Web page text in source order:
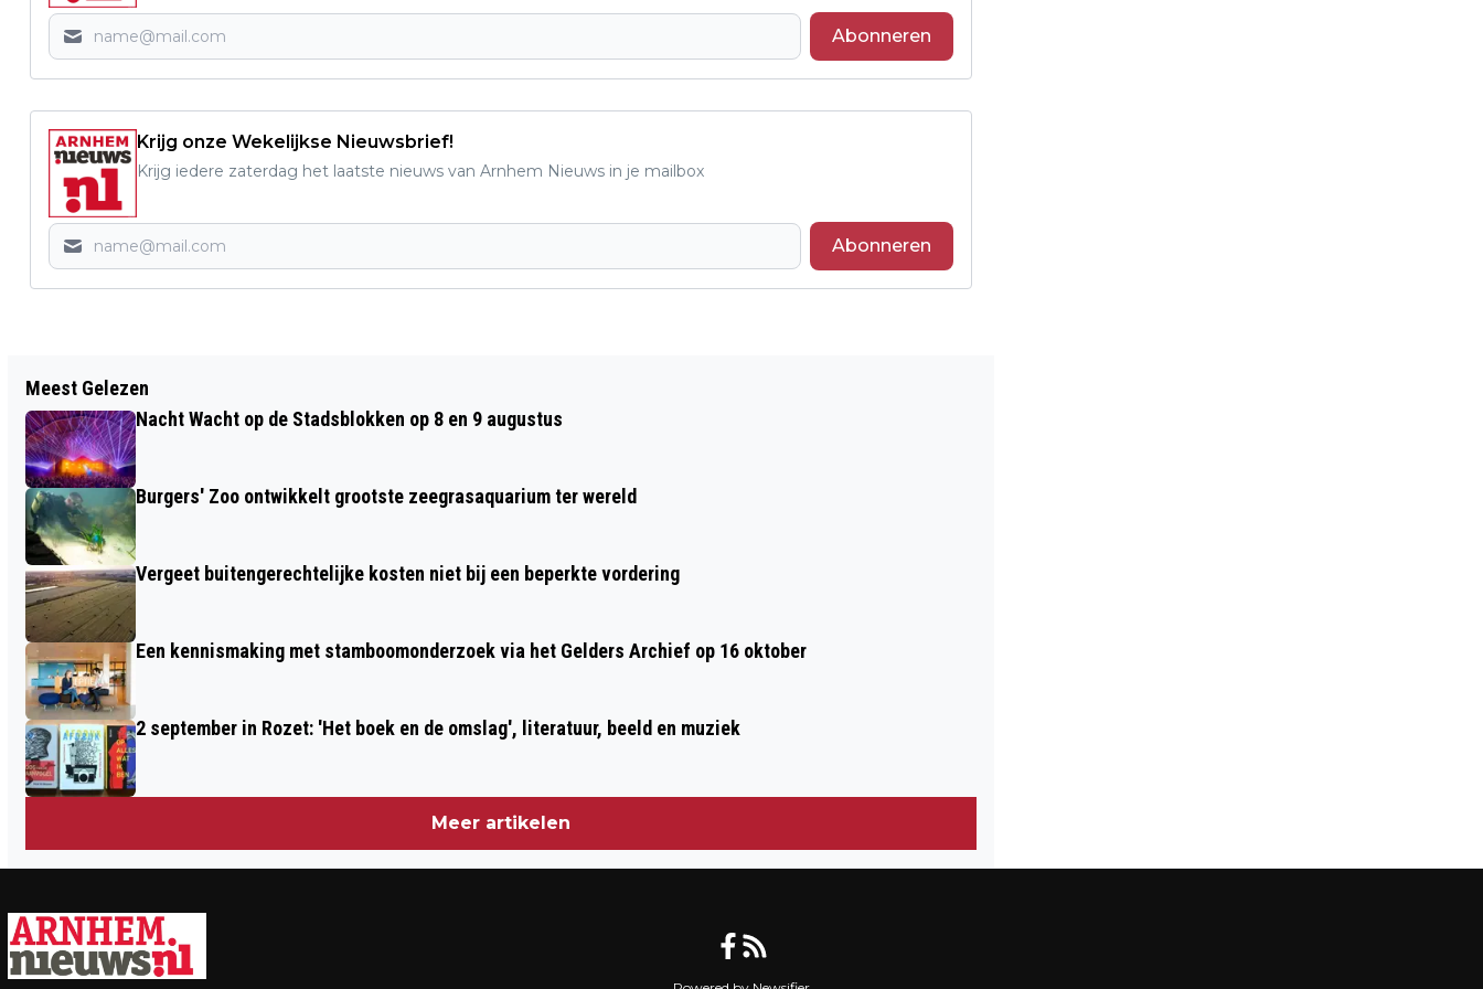
Abonneren
Krijg onze Wekelijkse Nieuwsbrief!
Krijg iedere zaterdag het laatste nieuws van Arnhem Nieuws in je mailbox
Abonneren
DE RAMADAN CONFERENCE KOMT
TERUG NAAR HET POSTTHEATER OP 4
FEBRUARI
TUINVOGELTELLING 2024
Meest Gelezen
Nacht Wacht op de Stadsblokken op 8 en 9 augustus
Burgers' Zoo ontwikkelt grootste zeegrasaquarium ter wereld
Vergeet buitengerechtelijke kosten niet bij een beperkte vordering
Een kennismaking met stamboomonderzoek via het Gelders Archief op 16 oktober
2 september in Rozet: 'Het boek en de omslag', literatuur, beeld en muziek
Meer artikelen